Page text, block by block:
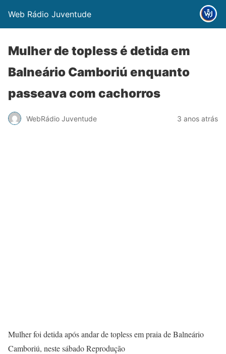
Web Rádio Juventude
Mulher de topless é detida em
Balneário Camboriú enquanto
passeava com cachorros
WebRádio Juventude 3 anos atrás
Mulher foi detida após andar de topless em praia de Balneário
Camboriú, neste sábado Reprodução